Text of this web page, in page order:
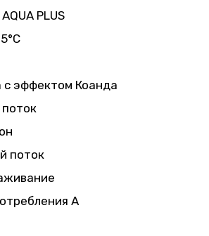
PLUS
с эффектом Коанда
поток
A